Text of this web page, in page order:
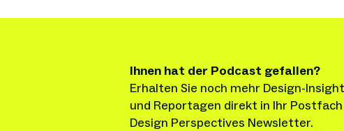
Ihnen hat der Podcast gefallen?
Erhalten Sie noch mehr Design-
und Reportagen direkt in Ihr
Design Perspectives Newsletter.